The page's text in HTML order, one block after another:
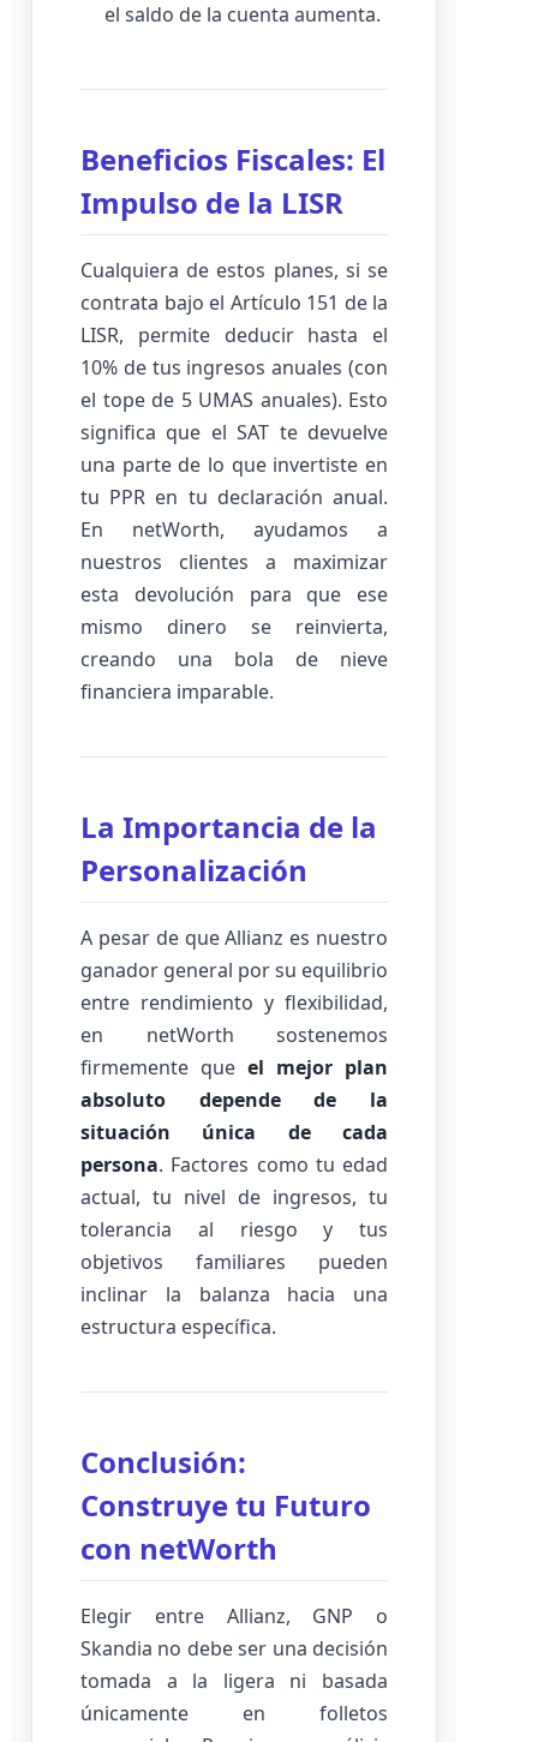
el saldo de la cuenta aumenta.
Beneficios Fiscales: El
Impulso de la LISR
Cualquiera de estos planes, si se
contrata bajo el Artículo 151 de la
LISR, permite deducir hasta el
10% de tus ingresos anuales (con
el tope de 5 UMAS anuales). Esto
significa que el SAT te devuelve
una parte de lo que invertiste en
tu PPR en tu declaración anual.
En netWorth, ayudamos a
nuestros clientes a maximizar
esta devolución para que ese
mismo dinero se reinvierta,
creando una bola de nieve
financiera imparable.
La Importancia de la
Personalización
A pesar de que Allianz es nuestro
ganador general por su equilibrio
entre rendimiento y flexibilidad,
en netWorth sostenemos
firmemente que el mejor plan
absoluto depende de la
situación única de cada
persona. Factores como tu edad
actual, tu nivel de ingresos, tu
tolerancia al riesgo y tus
objetivos familiares pueden
inclinar la balanza hacia una
estructura específica.
Conclusión:
Construye tu Futuro
con netWorth
Elegir entre Allianz, GNP o
Skandia no debe ser una decisión
tomada a la ligera ni basada
únicamente en folletos